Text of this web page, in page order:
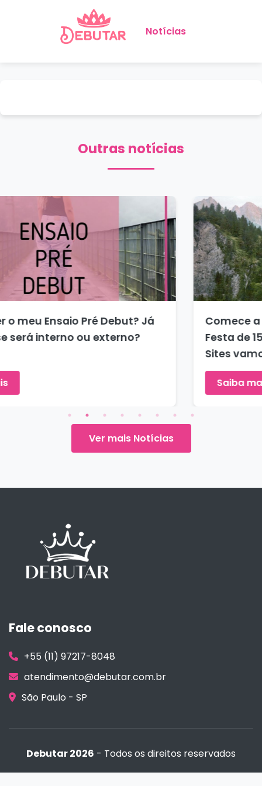
Notícias
Outras notícias
Já
Comece a Sonhar com o Tema
Festa de 15 anos. SIM nós da
Sites vamos te ajudar 202
Ver mais Notícias
Fale conosco
+55 (11) 97217-8048
atendimento@debutar.com.br
São Paulo - SP
Debutar 2026 - Todos os direitos reservados